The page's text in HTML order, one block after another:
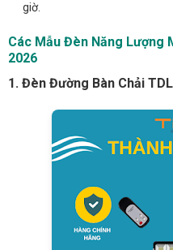
giờ.
Các Mẫu Đèn Năng Lượng
2026
1. Đèn Đường Bàn Chải